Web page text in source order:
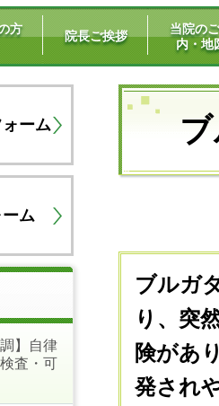
方
院長ご挨拶
当院の
内・地
ブルガ
り、突
険があ
発され
ーム
ム
】自律
査・可